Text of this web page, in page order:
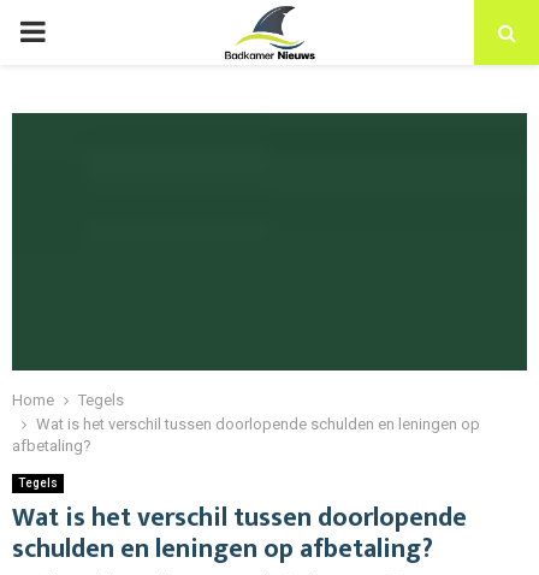
PRIMARY
Home
Tegels
Wat is het verschil tussen doorlopende schulden en leningen op
afbetaling?
Tegels
Wat is het verschil tussen doorlopende
schulden en leningen op afbetaling?